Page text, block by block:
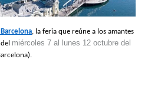
, la feria que reúne a los amantes
miércoles 7 al lunes 12 octubre del